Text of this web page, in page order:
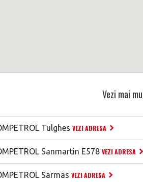
Vezi mai
Tulghes VEZI ADRESA
Sanmartin E578 VEZI ADRESA
Sarmas VEZI ADRESA